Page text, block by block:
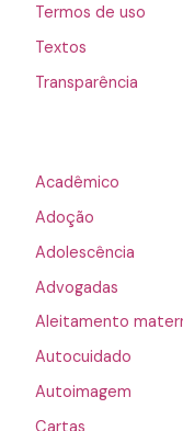
Termos de uso
Textos
Transparência
Acadêmico
Adoção
Adolescência
Advogadas
Aleitamento
Autocuidado
Autoimagem